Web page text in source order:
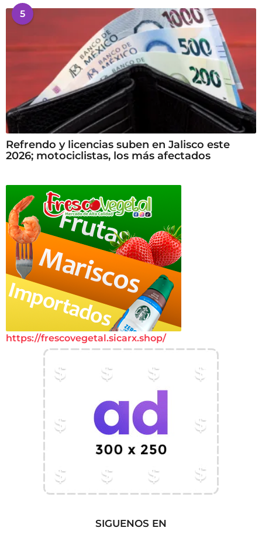
5
Refrendo y licencias suben en Jalisco este
2026; motociclistas, los más afectados
https://frescovegetal.sicarx.shop/
SIGUENOS EN